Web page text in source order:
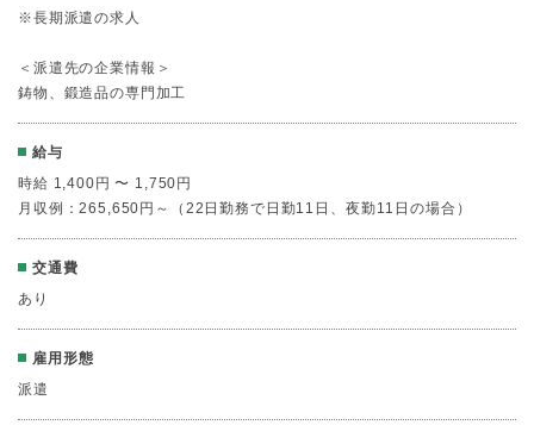
※長期派遣の求人
＜派遣先の企業情報＞
鋳物、鍛造品の専門加工
給与
時給 1,400円 〜 1,750円
月収例：265,650円～（22日勤務で日勤11日、夜勤11日の場合）
交通費
あり
雇用形態
派遣